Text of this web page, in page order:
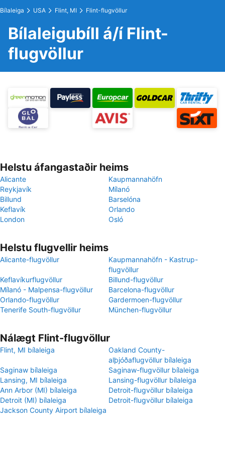
Bílaleiga USA Flint, MI Flint-flugvöllur
Bílaleigubíll á/í Flint-
flugvöllur
Helstu áfangastaðir heims
Alicante
Kaupmannahöfn
Reykjavík
Mílanó
Billund
Barselóna
Keflavík
Orlando
London
Osló
Helstu flugvellir heims
Alicante-flugvöllur
Kaupmannahöfn - Kastrup-
flugvöllur
Keflavíkurflugvöllur
Billund-flugvöllur
Mílanó - Malpensa-flugvöllur
Barcelona-flugvöllur
Orlando-flugvöllur
Gardermoen-flugvöllur
Tenerife South-flugvöllur
München-flugvöllur
Nálægt Flint-flugvöllur
Flint, MI bílaleiga
Oakland County-
alþjóðaflugvöllur bílaleiga
Saginaw bílaleiga
Saginaw-flugvöllur bílaleiga
Lansing, MI bílaleiga
Lansing-flugvöllur bílaleiga
Ann Arbor (MI) bílaleiga
Detroit-flugvöllur bílaleiga
Detroit (MI) bílaleiga
Detroit-flugvöllur bílaleiga
Jackson County Airport bílaleiga